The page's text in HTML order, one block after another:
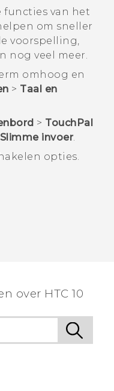
functies van het
om sneller
voorspelling,
nog veel meer.
omhoog en
> Taal en
> TouchPal
Slimme invoer.
opties.
over HTC 10